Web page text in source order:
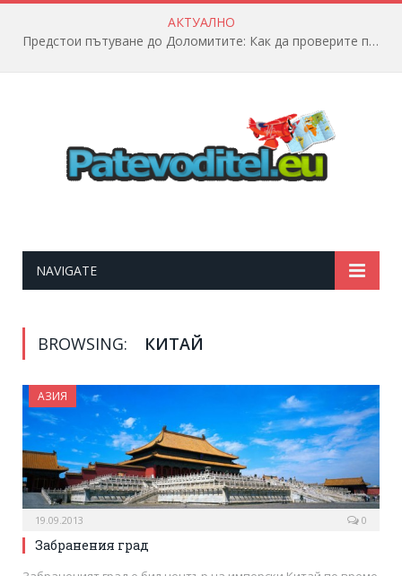
АКТУАЛНО
Предстои пътуване до Доломитите: Как да проверите полетната информация?
NAVIGATE
BROWSING: КИТАЙ
АЗИЯ
19.09.2013 0
Забранения град